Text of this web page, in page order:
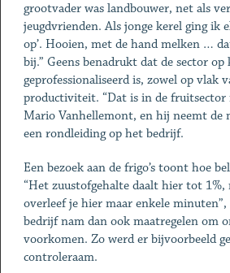
grootvader was landbouwer, net als
jeugdvrienden. Als jonge kerel ging ik
op’. Hooien, met de hand melken …
bij.” Geens benadrukt dat de sector
geprofessionaliseerd is, zowel op vlak
productiviteit. “Dat is in de fruitsector
Mario Vanhellemont, en hij neemt de
een rondleiding op het bedrijf.
Een bezoek aan de frigo’s toont hoe
“Het zuustofgehalte daalt hier tot 1%,
overleef je hier maar enkele
bedrijf nam dan ook maatregelen om
voorkomen. Zo werd er bijvoorbeeld
controleraam.